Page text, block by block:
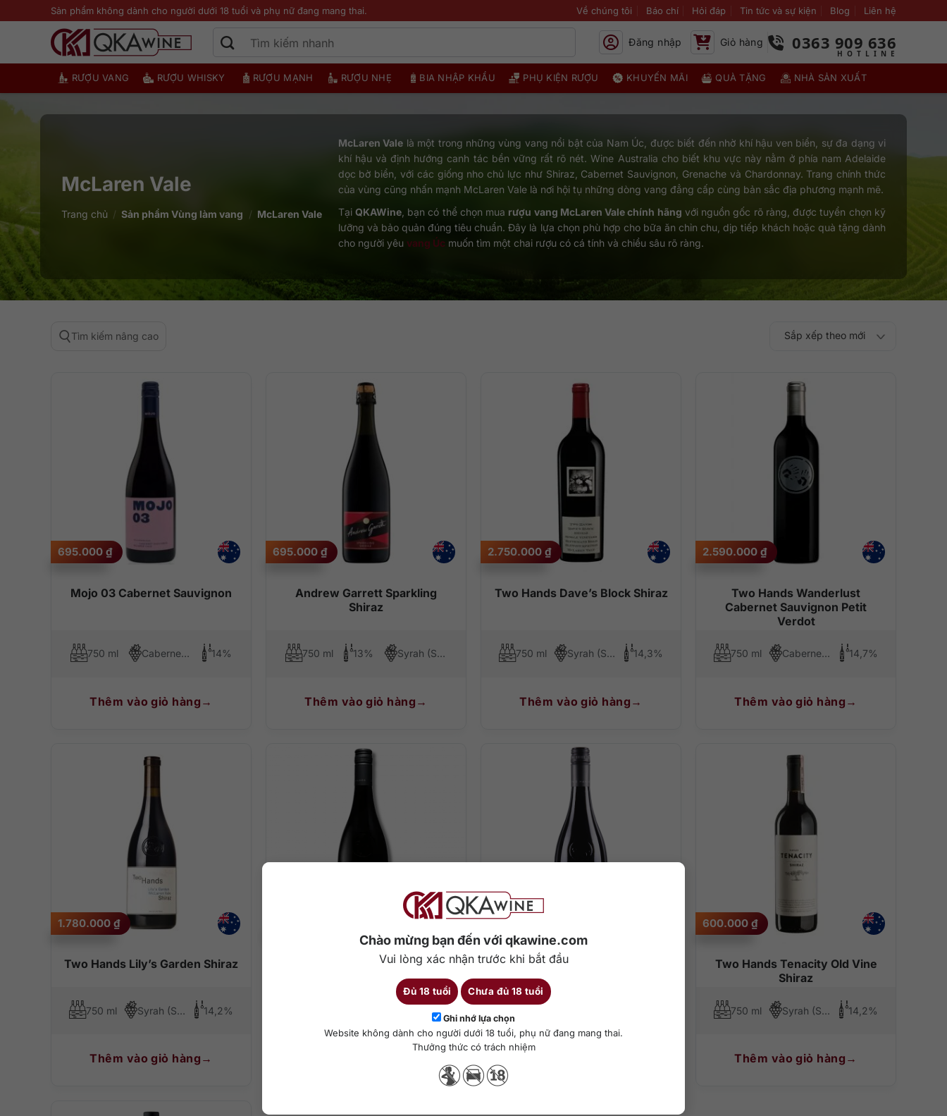
Chào mừng bạn đến với qkawine.com
Vui lòng xác nhận trước khi bắt đầu
Đủ 18 tuổi Chưa đủ 18 tuổi
Ghi nhớ lựa chọn
Website không dành cho người dưới 18 tuổi, phụ nữ đang mang thai.
Thưởng thức có trách nhiệm
qua
Sản phẩm không dành cho người dưới 18 tuổi và phụ nữ đang mang thai. Về chúng tôi Báo chí Hỏi đáp Tin tức và sự kiện Blog Liên hệ
Đăng nhập Giỏ hàng 0363 909 636
RƯỢU VANG RƯỢU WHISKY RƯỢU MẠNH RƯỢU NHẸ BIA NHẬP KHẨU PHỤ KIỆN RƯỢU KHUYẾN MÃI QUÀ TẶNG NHÀ SẢN XUẤT
McLaren Vale
Trang chủ / Sản phẩm Vùng làm vang / McLaren Vale
McLaren Vale là một trong những vùng vang nổi bật của Nam Úc, được biết đến nhờ khí hậu ven biển, sự đa dạng vi
khí hậu và định hướng canh tác bền vững rất rõ nét. Wine Australia cho biết khu vực này nằm ở phía nam Adelaide
dọc bờ biển, với các giống nho chủ lực như Shiraz, Cabernet Sauvignon, Grenache và Chardonnay. Trang chính thức
của vùng cũng nhấn mạnh McLaren Vale là nơi hội tụ những dòng vang đẳng cấp cùng bản sắc địa phương mạnh mẽ.
Tại QKAWine, bạn có thể chọn mua rượu vang McLaren Vale chính hãng với nguồn gốc rõ ràng, được tuyển chọn kỹ
lưỡng và bảo quản đúng tiêu chuẩn. Đây là lựa chọn phù hợp cho bữa ăn chỉn chu, dịp tiếp khách hoặc quà tặng dành
cho người yêu vang Úc muốn tìm một chai rượu có cá tính và chiều sâu rõ ràng.
Tìm kiếm nâng cao Sắp xếp theo
độ phổ biến
Sắp xếp theo mới
thấp đến cao
cao đến thấp
Mojo 03 Cabernet Sauvignon
695.000 ₫
750 ml Cabernet Sauvignon 14%
Thêm vào giỏ hàng
Andrew Garrett Sparkling
Shiraz
695.000 ₫
750 ml 13% Syrah (Shiraz)
Thêm vào giỏ hàng
Two Hands Dave’s Block Shiraz
2.750.000 ₫
750 ml Syrah (Shiraz) 14,3%
Thêm vào giỏ hàng
Two Hands Wanderlust
Cabernet Sauvignon Petit
Verdot
2.590.000 ₫
750 ml Cabernet Sauvignon, Petit Verdot 14,7%
Thêm vào giỏ hàng
Two Hands Lily’s Garden Shiraz
1.780.000 ₫
750 ml Syrah (Shiraz) 14,2%
Thêm vào giỏ hàng
Two Hands Sexy Beast
Cabernet Sauvignon
14,1%
Two Hands Angels’ Share
890.000
Two Hands Tenacity Old Vine
Shiraz
600.000 ₫
750 ml Syrah (Shiraz) 14,2%
Thêm vào giỏ hàng